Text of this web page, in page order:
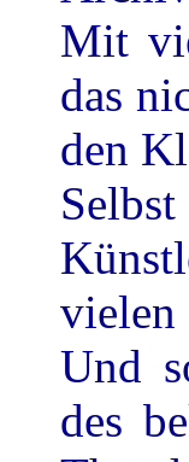
Mit
das
den
Und
des